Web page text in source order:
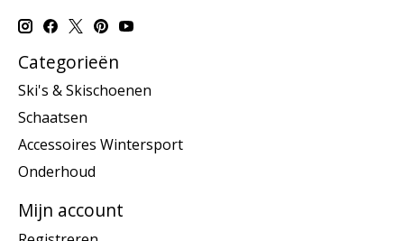
Categorieën
Ski's & Skischoenen
Schaatsen
Accessoires Wintersport
Onderhoud
Mijn account